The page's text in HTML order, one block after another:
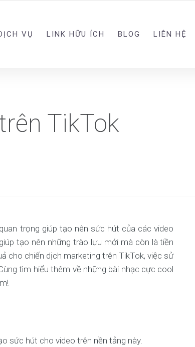
VỤ LINK HỮU ÍCH BLOG LIÊN HỆ
TikTok
trọng giúp tạo nên sức hút của các video
tạo nên những trào lưu mới mà còn là tiền
cho chiến dịch marketing trên TikTok, việc sử
tìm hiểu thêm về những bài nhạc cực cool
sức hút cho video trên nền tảng này.